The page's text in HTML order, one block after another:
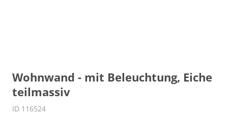
Wohnwand - mit Beleuchtung, Eiche
teilmassiv
ID 116524